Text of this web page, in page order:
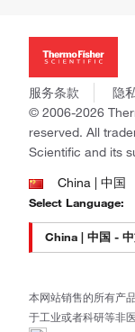
新闻
社会责任
商标
政策和通知
Applied Biosystems
Invitrogen
Gibco
Ion Torrent
Unity Lab Services
Patheon
PPD
服务条款 隐
© 2006-2026
reserved. All
Scientific and its
China | 中国
Select Language:
本网站销售的所有产
于工业或者科研等非医